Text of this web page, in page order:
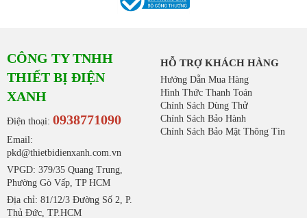
CÔNG TY TNHH
THIẾT BỊ ĐIỆN
XANH
Điện thoại: 0938771090
Email:
pkd@thietbidienxanh.com.vn
VPGD: 379/35 Quang Trung,
Phường Gò Vấp, TP HCM
Địa chỉ: 81/12/3 Đường Số 2, P.
Thủ Đức, TP.HCM
HỖ TRỢ KHÁCH HÀNG
Hướng Dẫn Mua Hàng
Hình Thức Thanh Toán
Chính Sách Dùng Thử
Chính Sách Bảo Hành
Chính Sách Bảo Mật Thông Tin